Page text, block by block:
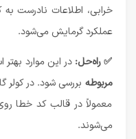
خرابی، اطلاعات نادرست
عملکرد گرمایش می‌شود.
✅ راه‌حل: در این موارد
مربوطه بررسی شود. در کولر
معمولاً در قالب کد خطا
می‌شوند.